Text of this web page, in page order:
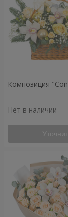
Композиция
Нет в наличии